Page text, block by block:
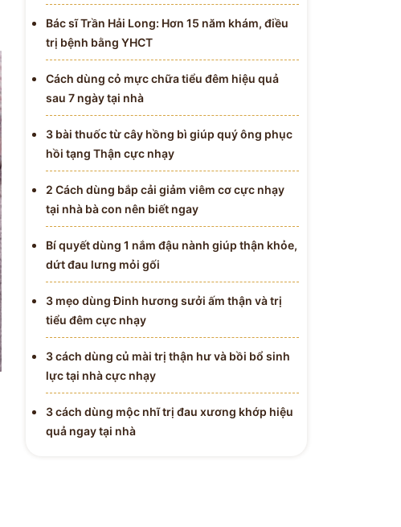
Bác sĩ Trần Hải Long: Hơn 15 năm khám, điều
trị bệnh bằng YHCT
Cách dùng cỏ mực chữa tiểu đêm hiệu quả
sau 7 ngày tại nhà
3 bài thuốc từ cây hồng bì giúp quý ông phục
hồi tạng Thận cực nhạy
2 Cách dùng bắp cải giảm viêm cơ cực nhạy
tại nhà bà con nên biết ngay
Bí quyết dùng 1 nắm đậu nành giúp thận khỏe,
dứt đau lưng mỏi gối
3 mẹo dùng Đinh hương sưởi ấm thận và trị
tiểu đêm cực nhạy
3 cách dùng củ mài trị thận hư và bồi bổ sinh
lực tại nhà cực nhạy
3 cách dùng mộc nhĩ trị đau xương khớp hiệu
quả ngay tại nhà